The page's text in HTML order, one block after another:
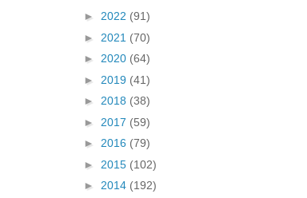
► 2022 (91)
► 2021 (70)
► 2020 (64)
► 2019 (41)
► 2018 (38)
► 2017 (59)
► 2016 (79)
► 2015 (102)
► 2014 (192)